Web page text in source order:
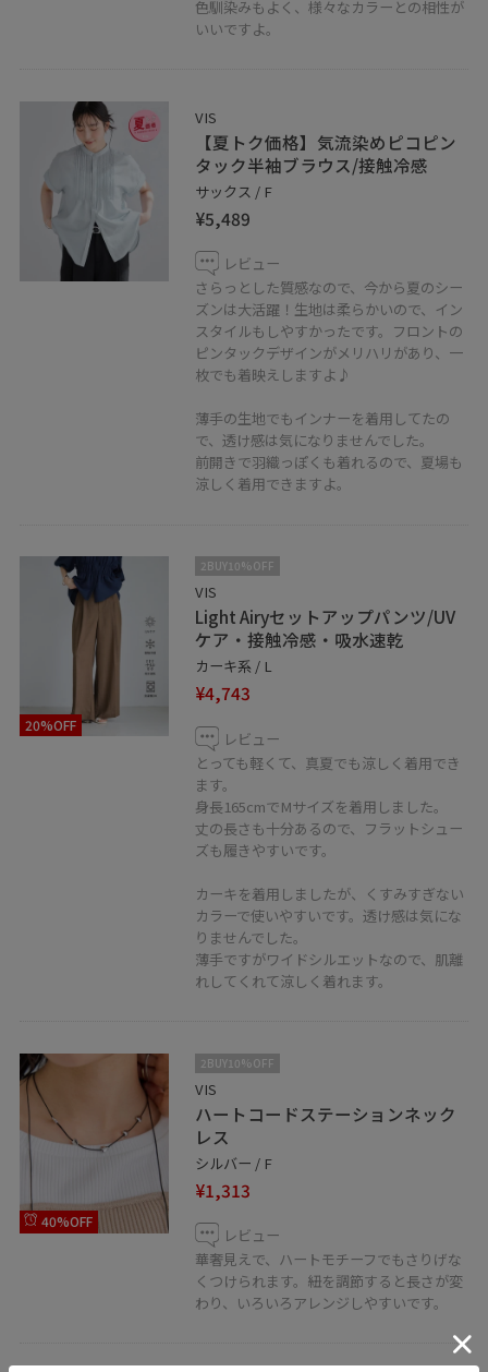
色馴染みもよく、様々なカラーとの相性が
いいですよ。
VIS
【夏トク価格】気流染めピコピン
タック半袖ブラウス/接触冷感
サックス / F
¥5,489
レビュー
さらっとした質感なので、今から夏のシー
ズンは大活躍！生地は柔らかいので、イン
スタイルもしやすかったです。フロントの
ピンタックデザインがメリハリがあり、一
枚でも着映えしますよ♪
薄手の生地でもインナーを着用してたの
で、透け感は気になりませんでした。
前開きで羽織っぽくも着れるので、夏場も
涼しく着用できますよ。
20%OFF
2BUY10%OFF
VIS
Light Airyセットアップパンツ/UV
ケア・接触冷感・吸水速乾
カーキ系 / L
¥4,743
レビュー
とっても軽くて、真夏でも涼しく着用でき
ます。
身長165cmでMサイズを着用しました。
丈の長さも十分あるので、フラットシュー
ズも履きやすいです。
カーキを着用しましたが、くすみすぎない
カラーで使いやすいです。透け感は気にな
りませんでした。
薄手ですがワイドシルエットなので、肌離
れしてくれて涼しく着れます。
40%OFF
2BUY10%OFF
VIS
ハートコードステーションネック
レス
シルバー / F
¥1,313
レビュー
華奢見えで、ハートモチーフでもさりげな
くつけられます。紐を調節すると長さが変
わり、いろいろアレンジしやすいです。